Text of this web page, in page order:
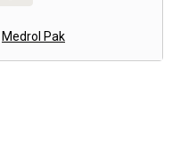
Medrol Pak